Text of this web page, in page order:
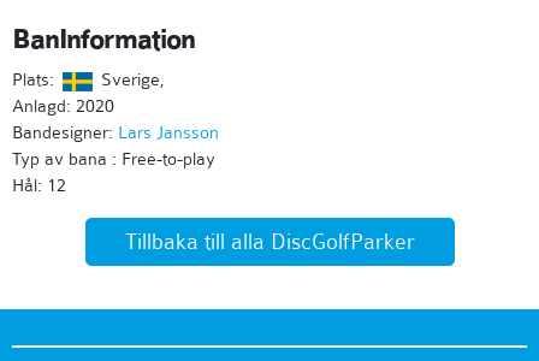
BanInformation
Plats:
Sverige,
Anlagd: 2020
Bandesigner: Lars Jansson
Typ av bana : Free-to-play
Hål: 12
Tillbaka till alla DiscGolfParker